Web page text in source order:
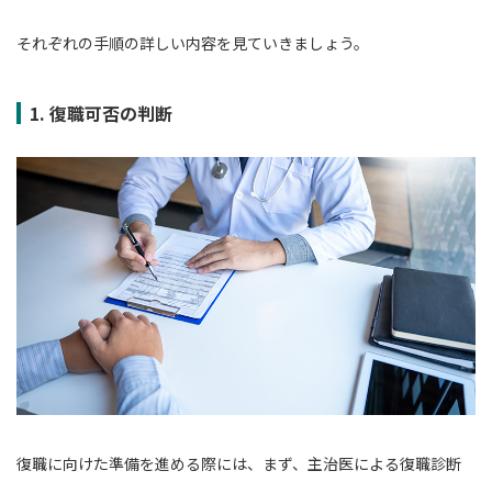
それぞれの手順の詳しい内容を見ていきましょう。
1. 復職可否の判断
復職に向けた準備を進める際には、まず、主治医による復職診断